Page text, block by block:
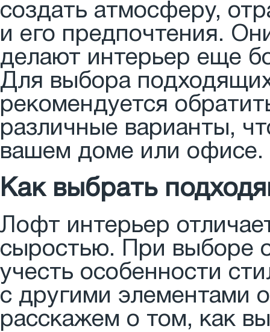
создать атмосферу,
и его предпочтения.
делают интерьер еще
Для выбора
рекомендуется
различные варианты,
вашем доме или офисе.
Как выбрать
Лофт интерьер
сыростью. При выборе
учесть особенности
с другими элементами
расскажем о том, как